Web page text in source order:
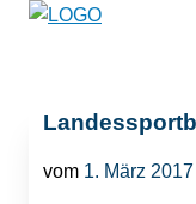
vom 1. März 2017